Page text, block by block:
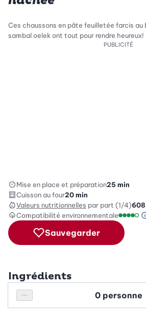
Ces chaussons en pâte feuilletée farcis
sambal oelek ont tout pour rendre heureux!
PUBLICITÉ
Mise en place et préparation25 min
Cuisson au four20 min
Valeurs nutritionnelles par part (1/4)608
Compatibilité environnementale
Échelle
Sauvegarder
Ingrédients
Réduire le nombre de personnes
Personnes